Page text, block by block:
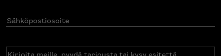
Sähköpostiosoite(Pakollinen)
Kirjoita